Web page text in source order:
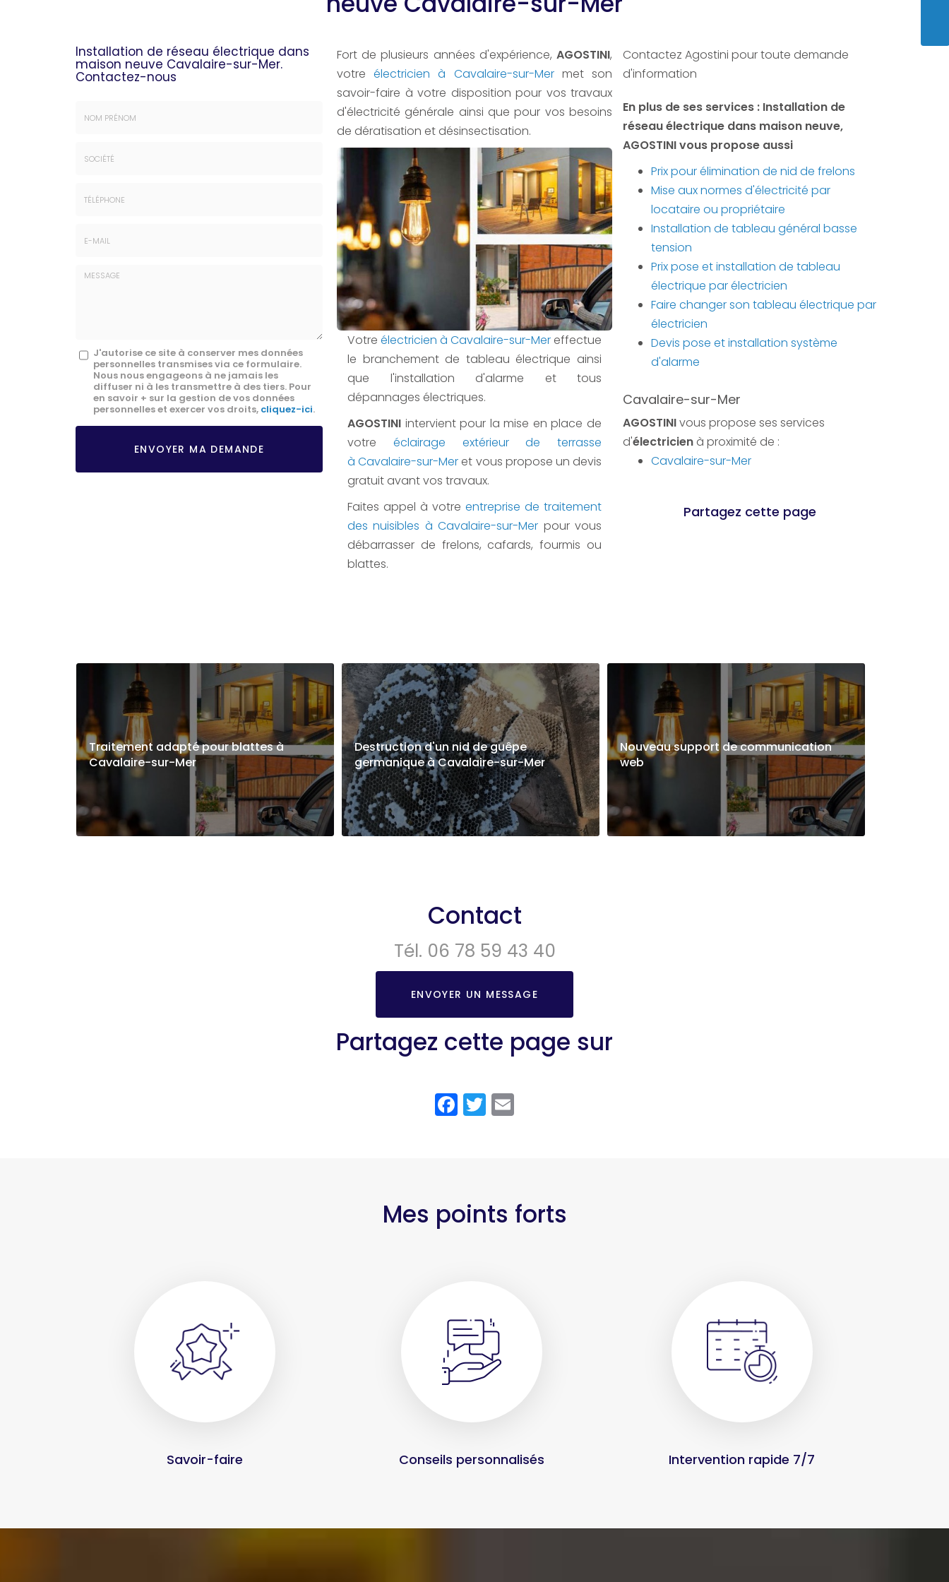
Installation de réseau électrique dans
maison neuve Cavalaire-sur-Mer.
Contactez-nous
Message
J'autorise ce site à conserver mes données
personnelles transmises via ce formulaire.
Nous nous engageons à ne jamais les
diffuser ni à les transmettre à des tiers. Pour
en savoir + sur la gestion de vos données
personnelles et exercer vos droits, cliquez-ici.
Acceptation
ENVOYER MA DEMANDE
Fort de plusieurs années d'expérience, AGOSTINI,
votreélectricien à Cavalaire-sur-Mermet son
savoir-faire à votre disposition pour vos travaux
d'électricité générale ainsi que pour vos besoins
de dératisation et désinsectisation.
Votre électricien à Cavalaire-sur-Mer effectue
le branchement de tableau électrique ainsi
que l'installation d'alarme et tous
dépannages électriques.
AGOSTINI intervient pour la mise en place de
votre éclairage extérieur de terrasse
à Cavalaire-sur-Mer et vous propose un devis
gratuit avant vos travaux.
Faites appel à votre entreprise de traitement
des nuisibles à Cavalaire-sur-Mer pour vous
débarrasser de frelons, cafards, fourmis ou
blattes.
Contactez Agostini pour toute demande
d'information
En plus de ses services : Installation de
réseau électrique dans maison neuve,
AGOSTINI vous propose aussi
Prix pour élimination de nid de frelons
Mise aux normes d'électricité par
locataire ou propriétaire
Installation de tableau général basse
tension
Prix pose et installation de tableau
électrique par électricien
Faire changer son tableau électrique par
électricien
Devis pose et installation système
d'alarme
Cavalaire-sur-Mer
AGOSTINIvous propose ses services
d'électricien à proximité de :
Cavalaire-sur-Mer
Traitement adapté pour blattes à
Cavalaire-sur-Mer
Destruction d'un nid de guêpe
germanique à Cavalaire-sur-Mer
Nouveau support de communication
web
Contact
Tél. 06 78 59 43 40
ENVOYER UN MESSAGE
Partagez cette page sur
Facebook
Twitter
Mes points forts
Savoir-faire Conseils personnalisés Intervention rapide 7/7